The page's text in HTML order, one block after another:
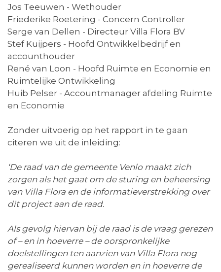
Jos Teeuwen - Wethouder
Friederike Roetering - Concern Controller
Serge van Dellen - Directeur Villa Flora BV
Stef Kuijpers - Hoofd Ontwikkelbedrijf en
accounthouder
René van Loon - Hoofd Ruimte en Economie en
Ruimtelijke Ontwikkeling
Huib Pelser - Accountmanager afdeling Ruimte
en Economie
Zonder uitvoerig op het rapport in te gaan
citeren we uit de inleiding:
‘De raad van de gemeente Venlo maakt zich
zorgen als het gaat om de sturing en beheersing
van Villa Flora en de informatieverstrekking over
dit project aan de raad.
Als gevolg hiervan bij de raad is de vraag gerezen
of – en in hoeverre – de oorspronkelijke
doelstellingen ten aanzien van Villa Flora nog
gerealiseerd kunnen worden en in hoeverre de